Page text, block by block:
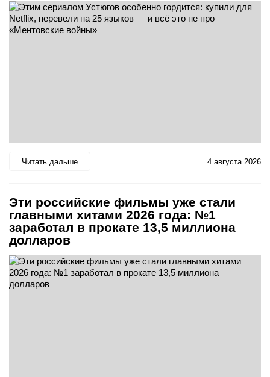
Читать дальше 4 августа 2026
Эти российские фильмы уже стали
главными хитами 2026 года: №1
заработал в прокате 13,5 миллиона
долларов